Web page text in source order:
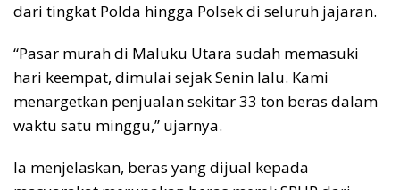
dari tingkat Polda hingga Polsek di seluruh jajaran.
“Pasar murah di Maluku Utara sudah memasuki
hari keempat, dimulai sejak Senin lalu. Kami
menargetkan penjualan sekitar 33 ton beras dalam
waktu satu minggu,” ujarnya.
Ia menjelaskan, beras yang dijual kepada